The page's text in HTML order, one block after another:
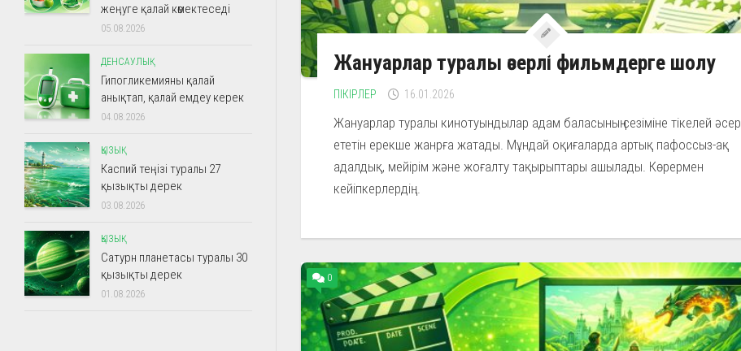
Жануарлар туралы әсерлі фильмдерге шолу
ПІКІРЛЕР 16.01.2026
Жануарлар туралы кинотуындылар адам баласының сезіміне тікелей әсер
ететін ерекше жанрға жатады. Мұндай оқиғаларда артық пафоссыз-ақ
адалдық, мейірім және жоғалту тақырыптары ашылады. Көрермен
кейіпкерлердің...
0
жеңуге қалай көмектеседі
05.08.2026
ДЕНСАУЛЫҚ
Гипогликемияны қалай
анықтап, қалай емдеу керек
04.08.2026
ҚЫЗЫҚ
Каспий теңізі туралы 27
қызықты дерек
03.08.2026
ҚЫЗЫҚ
Сатурн планетасы туралы 30
қызықты дерек
01.08.2026